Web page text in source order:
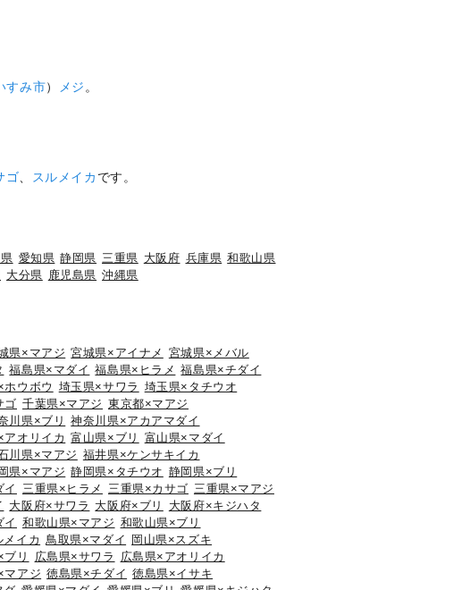
すみ市） メジ。
ゴ、 スルメイカ です。
愛知県 静岡県 三重県 大阪府 兵庫県 和歌山県
大分県 鹿児島県 沖縄県
県×マアジ 宮城県×アイナメ 宮城県×メバル
福島県×マダイ 福島県×ヒラメ 福島県×チダイ
ホウボウ 埼玉県×サワラ 埼玉県×タチウオ
ゴ 千葉県×マアジ 東京都×マアジ
川県×ブリ
神奈川県×アカアマダイ
アオリイカ 富山県×ブリ
富山県×マダイ
川県×マアジ 福井県×ケンサキイカ
県×マアジ 静岡県×タチウオ 静岡県×ブリ
イ 三重県×ヒラメ 三重県×カサゴ 三重県×マアジ
大阪府×サワラ 大阪府×ブリ
大阪府×キジハタ
イ 和歌山県×マアジ 和歌山県×ブリ
イカ 鳥取県×マダイ
岡山県×スズキ
ブリ 広島県×サワラ
広島県×アオリイカ
マアジ 徳島県×チダイ 徳島県×イサキ